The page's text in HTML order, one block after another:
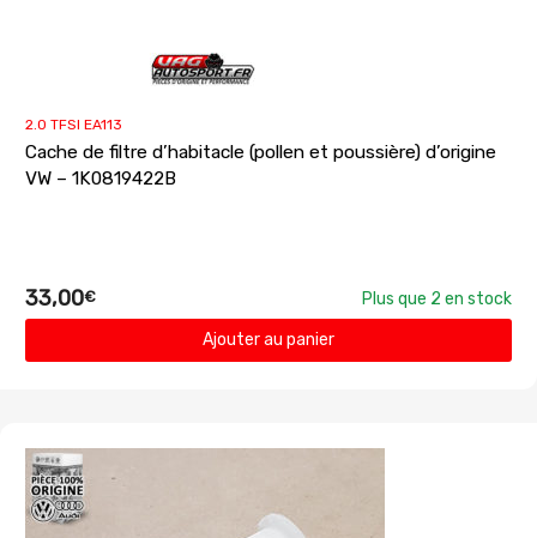
2.0 TFSI EA113
Cache de filtre d’habitacle (pollen et poussière) d’origine
VW – 1K0819422B
33,00€
Plus que 2 en stock
Ajouter au panier